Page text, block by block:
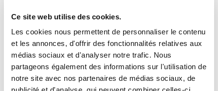
Ce site web utilise des cookies.
Les cookies nous permettent de personnaliser le contenu
et les annonces, d'offrir des fonctionnalités relatives aux
médias sociaux et d'analyser notre trafic. Nous
partageons également des informations sur l'utilisation de
notre site avec nos partenaires de médias sociaux, de
Urgences
technologie